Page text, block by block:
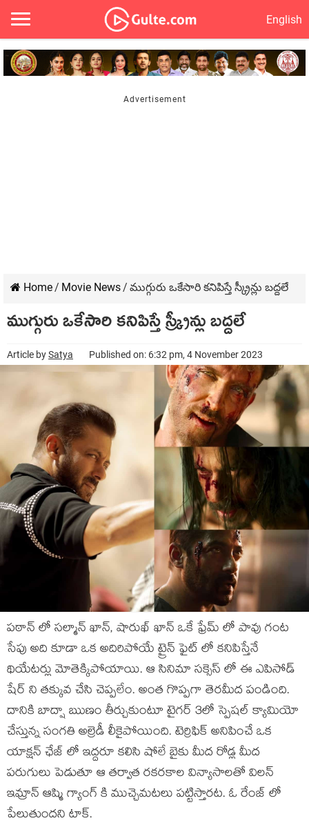
English
Home/ Movie News/ ముగ్గురు ఒకేసారి కనిపిస్తే స్క్రీన్లు బద్దలే
ముగ్గురు ఒకేసారి కనిపిస్తే స్క్రీన్లు బద్దలే
Article bySatya Published on: 6:32 pm, 4 November 2023
పఠాన్ లో సల్మాన్ ఖాన్, షారుఖ్ ఖాన్ ఒకే ఫ్రేమ్ లో పావు గంట
సేపు అది కూడా ఒక అదిరిపోయే ట్రైన్ ఫైట్ లో కనిపిస్తేనే
థియేటర్లు మోతెక్కిపోయాయి. ఆ సినిమా సక్సెస్ లో ఈ ఎపిసోడ్
షేర్ ని తక్కువ చేసి చెప్పలేం. అంత గొప్పగా తెరమీద పండింది.
దానికి బాద్షా ఋణం తీర్చుకుంటూ టైగర్ 3లో స్పెషల్ క్యామియో
చేస్తున్న సంగతి అల్రెడీ లీకైపోయింది. టెర్రిఫిక్ అనిపించే ఒక
యాక్షన్ ఛేజ్ లో ఇద్దరూ కలిసి షోలే బైకు మీద రోడ్ల మీద
పరుగులు పెడుతూ ఆ తర్వాత రకరకాల విన్యాసాలతో విలన్
ఇమ్రాన్ ఆష్మి గ్యాంగ్ కి ముచ్చెమటలు పట్టిస్తారట. ఓ రేంజ్ లో
పేలుతుందని టాక్.